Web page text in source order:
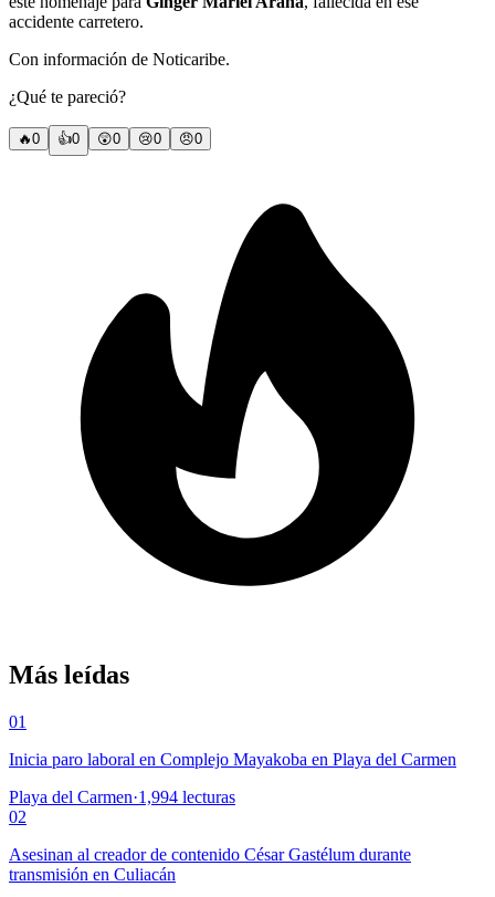
accidente carretero.
Con información de Noticaribe.
¿Qué te pareció?
🔥0 👍0 😲0 😢0 😠0
Más leídas
01
Inicia paro laboral en Complejo Mayakoba en Playa del Carmen
Playa del Carmen·1,994 lecturas
02
Asesinan al creador de contenido César Gastélum durante
transmisión en Culiacán